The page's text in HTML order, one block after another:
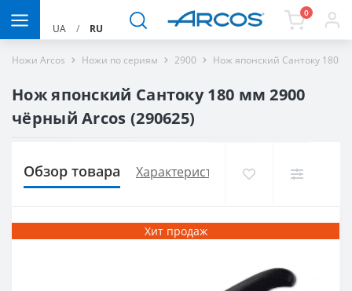
UA / RU
0
Ножи Arcos Ножи по сериям 2900 Нож японский Сантоку 180
Нож японский Сантоку 180 мм 2900
чёрный Arcos (290625)
Обзор товара Характеристики Доставка и
Хит продаж